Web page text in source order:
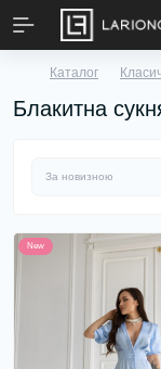
Каталог
Блакитна
New